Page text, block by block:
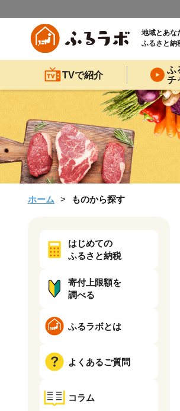
地域とあな
ふるさと納
TVで紹介
ふ
チ
ホーム ものから探す
はじめての
ふるさと納税
寄付上限額を
調べる
ふるラボとは
よくあるご質問
コラム